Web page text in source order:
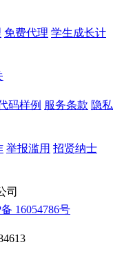
免费代理 学生成长计
码样例 服务条款 隐私
举报滥用 招贤纳士
司
16054786号